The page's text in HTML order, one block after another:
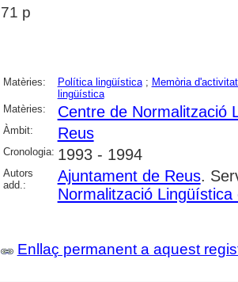
71 p
Matèries: Política lingüística; Memòria
lingüística
Matèries:
Centre de Normalització
Àmbit: Reus
Cronologia: 1993 - 1994
Autors
add.:
Ajuntament de Reus.
Normalització Lingüística
Enllaç permanent a aquest